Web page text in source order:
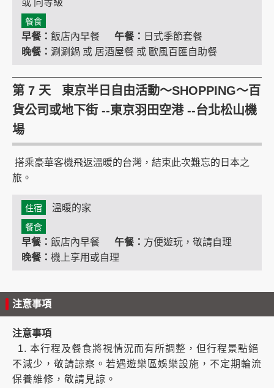
或 同等級
餐食
早餐： 飯店內早餐 午餐： 日式季節套餐
晚餐： 涮涮鍋 或 居酒屋餐 或 歐風百匯自助餐
第 7 天 東京半日自由活動～SHOPPING～百
貨公司或地下街 --東京羽田空港 --台北松山機
場
搭乘豪華客機飛返溫暖的台灣，結束此次難忘的日本之
旅。
住宿 溫暖的家
餐食
早餐： 飯店內早餐 午餐： 方便遊玩，敬請自理
晚餐： 機上享用或自理
注意事項
注意事項
1. 本行程及餐食將視情況而有所調整，但行程景點絕
不減少，敬請諒察。若遇遊樂區娛樂設施，不定期輪流
保養維修，敬請見諒。